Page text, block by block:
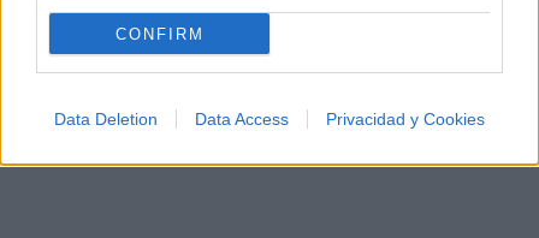
CONFIRM
Data Deletion Data Access Privacidad y Cookies